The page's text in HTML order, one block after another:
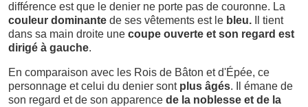
différence est que le denier ne porte pas de couronne. La
couleur dominante de ses vêtements est le bleu. Il tient
dans sa main droite une coupe ouverte et son regard est
dirigé à gauche.
En comparaison avec les Rois de Bâton et d'Épée, ce
personnage et celui du denier sontplus âgés. Il émane de
son regard et de son apparence de la noblesse et de la